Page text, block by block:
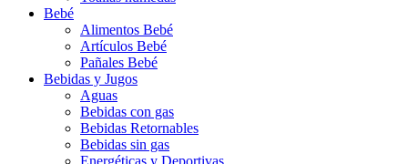
Bebé
Alimentos Bebé
Artículos Bebé
Pañales Bebé
Bebidas y Jugos
Aguas
Bebidas con gas
Bebidas Retornables
Bebidas sin gas
Energéticas y Deportivas